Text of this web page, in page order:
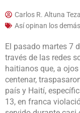
Carlos R. Altuna
Así opinan los demás
El pasado martes 7
través de las redes
haitianos que, a
centenar,
país y Haití,
13, en franca